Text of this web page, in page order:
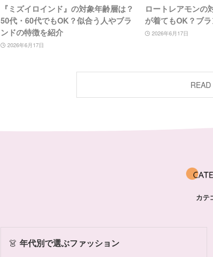
『ミズイロインド』の対象年齢層は？
50代・60代でもOK？似合う人やブラ
ンドの特徴を紹介
2026年6月17日
ロートレアモンの
が着てもOK？ブ
2026年6月17日
カテ
👗 年代別で選ぶファッション